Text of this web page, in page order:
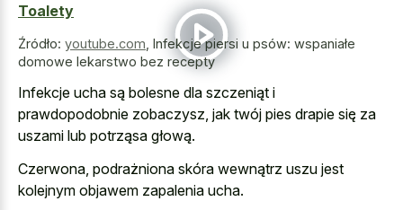
Toalety
Źródło: youtube.com Infekcje piersi u psów: wspaniałe
domowe lekarstwo bez recepty
Infekcje ucha są bolesne dla szczeniąt i
prawdopodobnie zobaczysz, jak twój pies drapie się za
uszami lub potrząsa głową.
Czerwona, podrażniona skóra wewnątrz uszu jest
kolejnym objawem zapalenia ucha.